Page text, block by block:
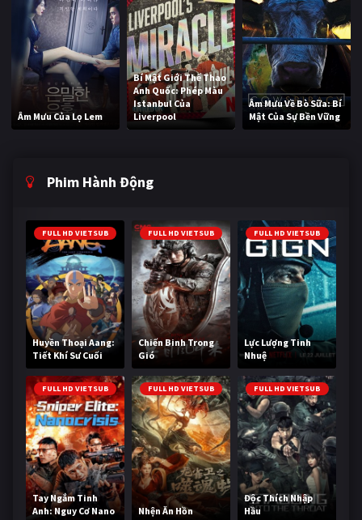
Âm Mưu Của Lọ Lem
Bí Mật Giới Thể Thao
Anh Quốc: Phép Màu
Istanbul Của
Liverpool
Âm Mưu Về Bò Sữa: Bí
Mật Của Sự Bền Vững
Phim Hành Động
FULL HD VIETSUB
Huyền Thoại Aang:
Tiết Khí Sư Cuối
Cùng
FULL HD VIETSUB
Chiến Binh Trong
Gió
FULL HD VIETSUB
Lực Lượng Tinh
Nhuệ
FULL HD VIETSUB
Tay Ngắm Tinh
Anh: Nguy Cơ Nano
FULL HD VIETSUB
Nhện Ăn Hồn
FULL HD VIETSUB
Độc Thích Nhập
Hầu